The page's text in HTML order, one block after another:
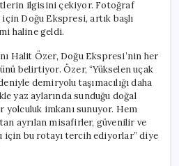
ilgisini çekiyor. Fotoğraf
Doğu Ekspresi, artık başlı
haline geldi.
Halit Özer, Doğu Ekspresi’nin her
belirtiyor. Özer, “Yükselen uçak
demiryolu taşımacılığı daha
yaz aylarında sunduğu doğal
imkanı sunuyor. Hem
ayrılan misafirler, güvenilir ve
için bu rotayı tercih ediyorlar” diye